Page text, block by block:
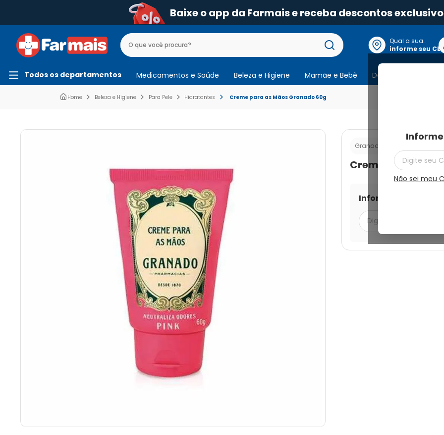
Baixe o app da Farmais e receba descontos
Qual a sua
localização?
informe seu CEP
Não sei meu
Todos os departamentos Medicamentos e Saúde Beleza e Higiene Mamãe e Bebê Dermocosmeticos
Beleza e Higiene Para Pele Hidratantes Creme para as Mãos Granado 60g
Granado
Creme para as
Informe seu CEP